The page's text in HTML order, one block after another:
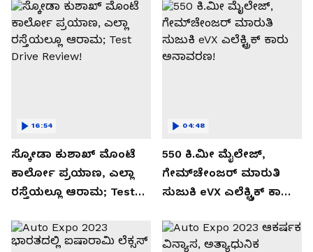
ಸ್ಕೋಡಾ ಕುಶಾಖ್ ಮೊಂಟೆ
ಕಾರ್ಲೋ ಪ್ರಯಾಣ, ಎಲ್ಲಾ
ರಸ್ತೆಯಲ್ಲೂ ಆರಾಮ; Test
16:54
550 ಕಿ.ಮೀ ಮೈಲೇಜ್,
ಗೇಮ್‌ಚೇಂಜರ್ ಮಾರುತಿ
ಸುಜುಕಿ eVX ಎಲೆಕ್ಟ್ರಿಕ್ ಕಾರು
04:48